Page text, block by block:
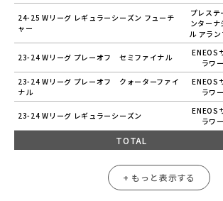
24-25 Wリーグ レギュラーシーズン フューチ
ャー
プレステ
ンターナ
ル アラン
23-24 Wリーグ プレーオフ セミファイナル
ENEOS
ラワ
23-24 Wリーグ プレーオフ クォーターファイ
ナル
ENEOS
ラワ
23-24 Wリーグ レギュラーシーズン
ENEOS
ラワ
TOTAL
+ もっと表示する